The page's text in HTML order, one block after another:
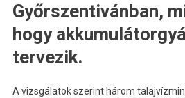
Győrszentivánban,
hogy
tervezik.
A vizsgálatok szerint három